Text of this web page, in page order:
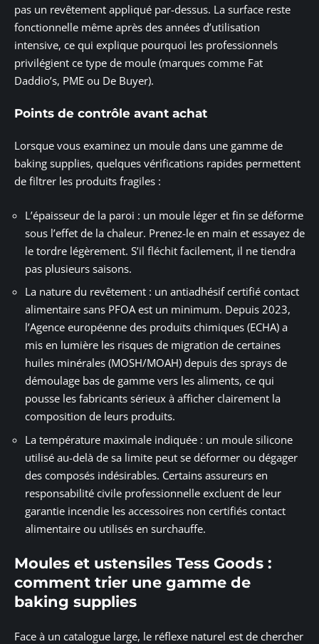
pas un revêtement appliqué par-dessus. La surface reste
fonctionnelle même après des années d’utilisation
intensive, ce qui explique pourquoi les professionnels
privilégient ce type de moule (marques comme Fat
Daddio’s, PME ou De Buyer).
Points de contrôle avant achat
Lorsque vous examinez un moule dans une gamme de
baking supplies, quelques vérifications rapides permettent
de filtrer les produits fragiles :
L’épaisseur de la paroi : un moule léger et fin se déforme
sous l’effet de la chaleur. Prenez-le en main et essayez de
le tordre légèrement. S’il fléchit facilement, il ne tiendra
pas plusieurs saisons.
La nature du revêtement : un antiadhésif certifié contact
alimentaire sans PFOA est un minimum. Depuis 2023,
l’Agence européenne des produits chimiques (ECHA) a
mis en lumière les risques de migration de certaines
huiles minérales (MOSH/MOAH) depuis des sprays de
démoulage bas de gamme vers les aliments, ce qui
pousse les fabricants sérieux à afficher clairement la
composition de leurs produits.
La température maximale indiquée : un moule silicone
utilisé au-delà de sa limite peut se déformer ou dégager
des composés indésirables. Certains assureurs en
responsabilité civile professionnelle excluent de leur
garantie incendie les accessoires non certifiés contact
alimentaire ou utilisés en surchauffe.
Moules et ustensiles Tess Goods :
comment trier une gamme de
baking supplies
Face à un catalogue large, le réflexe naturel est de chercher